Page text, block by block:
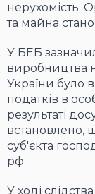
нерухомість.
та майна
У БЕБ
виробництва
України було
податків в
результаті
встановлено,
суб'єкта
рф.
У ході